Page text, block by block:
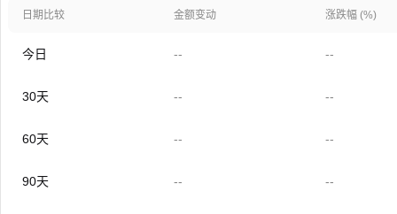
日期比较 金额变动 涨跌幅 (%)
今日 -- --
30天 -- --
60天 -- --
90天 -- --